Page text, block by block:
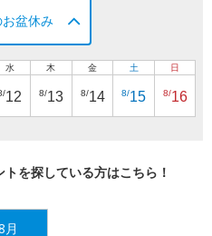
盆休み
水
12
木
8/13
金
8/14
土
8/15
日
8/16
を探している方はこちら！
月